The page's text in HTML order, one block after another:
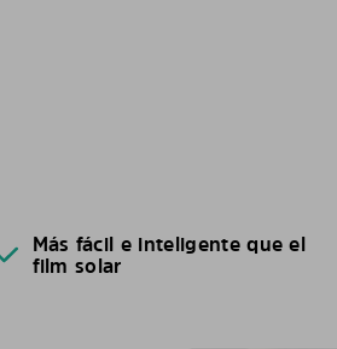
Más fácil e inteligente que el
film solar